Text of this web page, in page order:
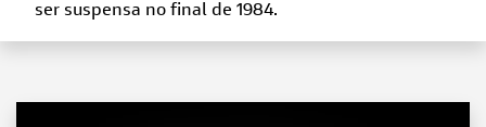
ser suspensa no final de 1984.